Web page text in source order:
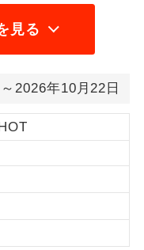
見る
2026年10月22日
追加料金がかからない
いただけるコースで
齢に制限があるコース
定なので、ご出発の計
す。